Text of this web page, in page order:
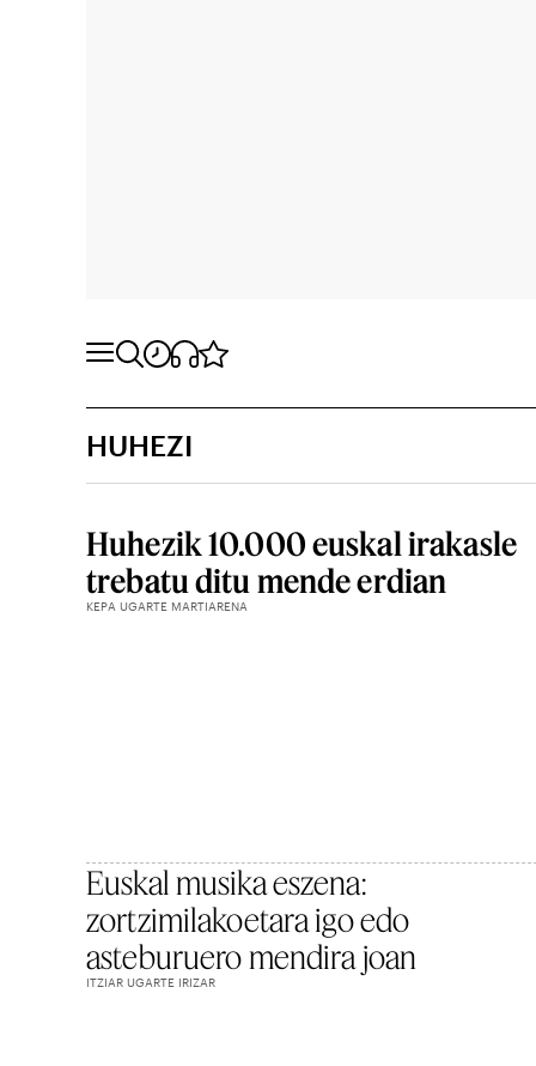
HUHEZI
Huhezik 10.000 euskal irakasle
trebatu ditu mende erdian
KEPA UGARTE MARTIARENA
Euskal musika eszena:
zortzimilakoetara igo edo
asteburuero mendira joan
ITZIAR UGARTE IRIZAR